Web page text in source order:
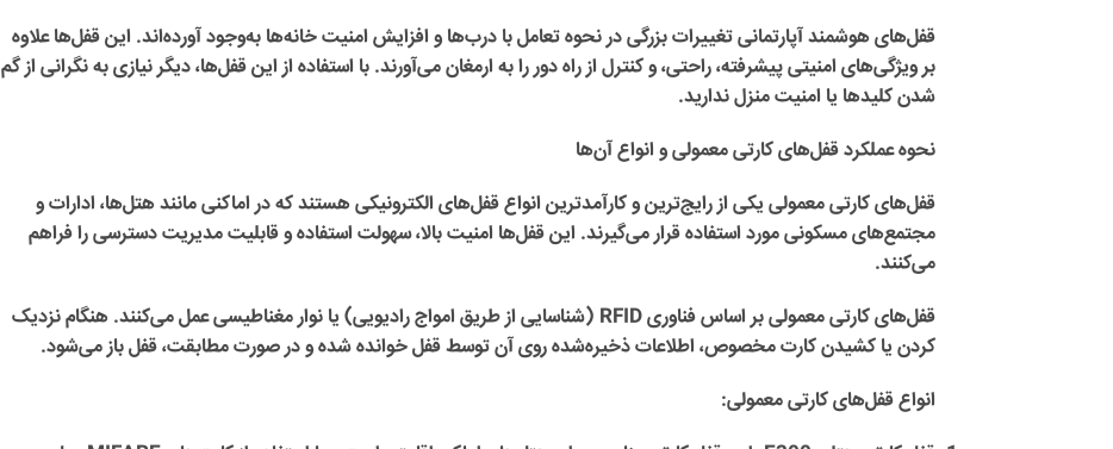
قفل‌های هوشمند آپارتمانی تغییرات بزرگی در نحوه تعامل با درب‌ها و افزایش امنیت خانه‌ها به‌وجود آورده‌اند. این قفل‌ها علاوه
بر ویژگی‌های امنیتی پیشرفته، راحتی، و کنترل از راه دور را به ارمغان می‌آورند. با استفاده از این قفل‌ها، دیگر نیازی به نگرانی از گم
شدن کلیدها یا امنیت منزل ندارید.
نحوه عملکرد قفل‌های کارتی معمولی و انواع آن‌ها
قفل‌های کارتی معمولی یکی از رایج‌ترین و کارآمدترین انواع قفل‌های الکترونیکی هستند که در اماکنی مانند هتل‌ها، ادارات و
مجتمع‌های مسکونی مورد استفاده قرار می‌گیرند. این قفل‌ها امنیت بالا، سهولت استفاده و قابلیت مدیریت دسترسی را فراهم
می‌کنند.
قفل‌های کارتی معمولی
بر اساس فناوری RFID (شناسایی از طریق امواج رادیویی) یا نوار مغناطیسی عمل می‌کنند. هنگام نزدیک
کردن یا کشیدن کارت مخصوص، اطلاعات ذخیره‌شده روی آن توسط قفل خوانده شده و در صورت مطابقت، قفل باز می‌شود.
انواعقفل‌های کارتی معمولی: